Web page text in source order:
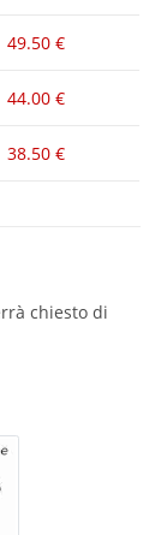
49.50€
44.00€
38.50€
chiesto di